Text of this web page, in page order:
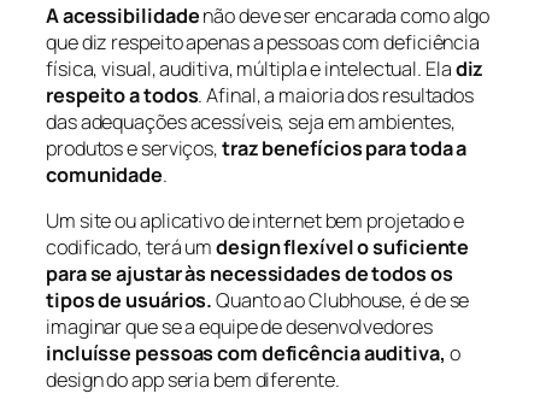
A acessibilidadenão deve ser encarada como algo
que diz respeito apenas a pessoas com deficiência
física, visual, auditiva, múltipla e intelectual. Eladiz
respeito a todos. Afinal, a maioria dos resultados
das adequações acessíveis, seja em ambientes,
produtos e serviços,traz benefícios para toda a
comunidade.
Um site ou aplicativo de internet bem projetado e
codificado, terá umdesign flexível o suficiente
para se ajustar às necessidades de todos os
tipos de usuários.Quanto ao Clubhouse, é de se
imaginar que se a equipe de desenvolvedores
incluísse pessoas com deficência auditiva, o
design do app seria bem diferente.